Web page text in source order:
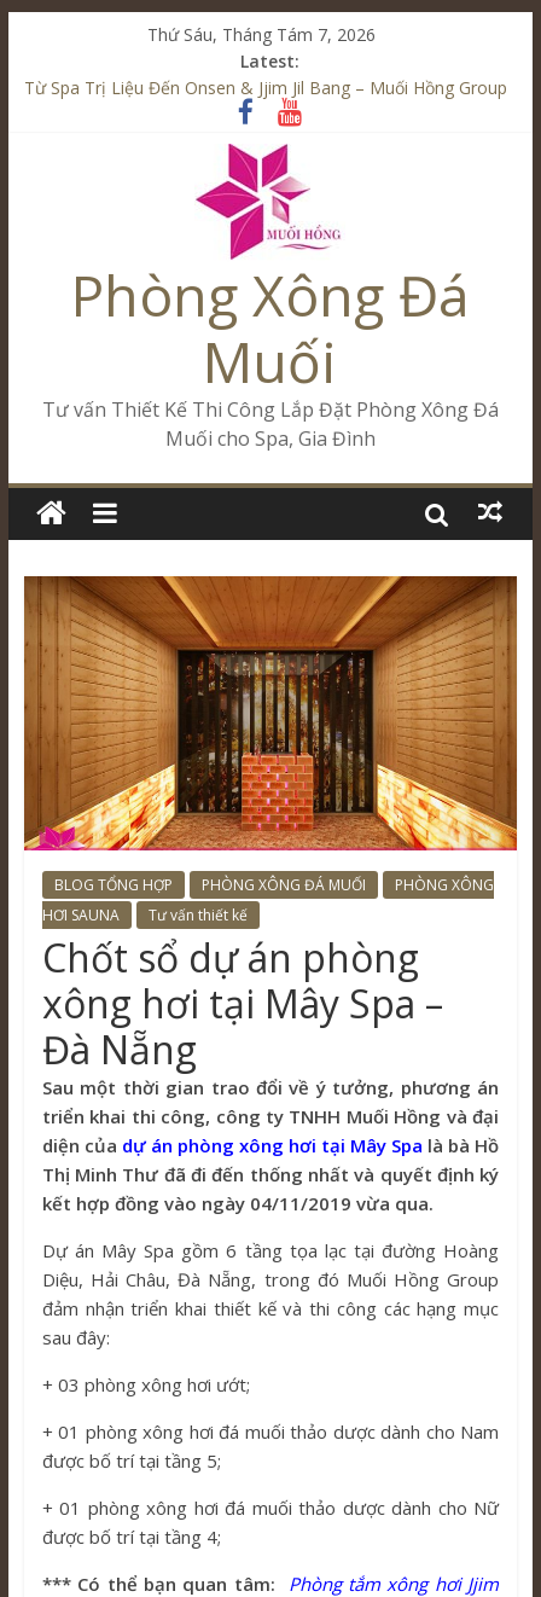
Thứ Sáu, Tháng Tám 7, 2026
Latest:
Từ Spa Trị Liệu Đến Onsen & Jjim Jil Bang – Muối Hồng Group
Kết Hợp Onsen & Jjim Jil Bang Trong Mô Hình Spa – Muối
Cham Riverside Onsen & Jjim Jil Bang Đà Nẵng Muối Hồng
Spa Jjim Jil Bang Kết Hợp Onsen – Kinh Doanh Chuẩn Sao –
Tăng Doanh Số Kinh Doanh Lắp Đặt Onsen & Jjim Jil Bang –
Muối Hồng Group
Phòng Xông Đá
Muối
Tư vấn Thiết Kế Thi Công Lắp Đặt Phòng Xông Đá
Muối cho Spa, Gia Đình
BLOG TỔNG HỢP PHÒNG XÔNG ĐÁ MUỐI
PHÒNG XÔNG
HƠI SAUNA
Tư vấn thiết kế
Chốt sổ dự án phòng
xông hơi tại Mây Spa –
Đà Nẵng
Sau một thời gian trao đổi về ý tưởng, phương án
triển khai thi công, công ty TNHH Muối Hồng và đại
diện của dự án phòng xông hơi tại Mây Spa là bà Hồ
Thị Minh Thư đã đi đến thống nhất và quyết định ký
kết hợp đồng vào ngày 04/11/2019 vừa qua.
Dự án Mây Spa gồm 6 tầng tọa lạc tại đường Hoàng
Diệu, Hải Châu, Đà Nẵng, trong đó Muối Hồng Group
đảm nhận triển khai thiết kế và thi công các hạng mục
sau đây:
+ 03 phòng xông hơi ướt;
+ 01 phòng xông hơi đá muối thảo dược dành cho Nam
được bố trí tại tầng 5;
+ 01 phòng xông hơi đá muối thảo dược dành cho Nữ
được bố trí tại tầng 4;
*** Có thể bạn quan tâm:
Phòng tắm xông hơi Jjim